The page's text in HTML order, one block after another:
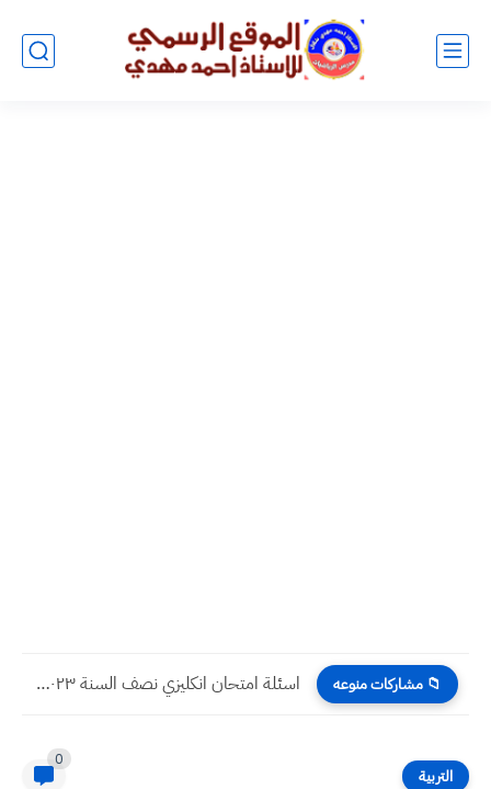
📁 مشاركات منوعه اسئلة امتحان انكليزي نصف السنة ٢٠٢٣ اول ابتدائي قصاصات
التربية
0